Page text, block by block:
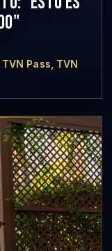
Pass, TVN